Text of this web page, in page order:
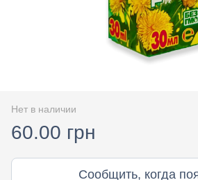
Нет в наличии
60.00 грн
Сообщить, когда